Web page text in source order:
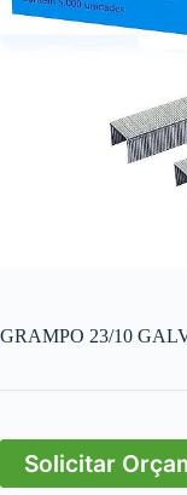
GRAMPO 23/10
Solicitar